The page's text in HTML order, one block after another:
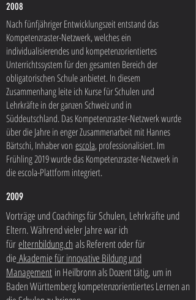
2008
Nach fünfjähriger Entwicklungszeit entstand das
Kompetenzraster-Netzwerk, welches ein
individualisierendes und kompetenzorientiertes
Unterrichtssystem für den gesamten Bereich der
obligatorischen Schule anbietet. In diesem
Zusammenhang leite ich Kurse für Schulen und
Lehrkräfte in der ganzen Schweiz und in
Süddeutschland. Das Kompetenzraster-Netzwerk wurde
über die Jahre in enger Zusammenarbeit mit Hannes
Bärtschi, Inhaber von escola, professionalisiert. Im
Frühling 2019 wurde das Kompetenzraster-Netzwerk in
die escola-Plattform integriert.
2009
Vorträge und Coachings für Schulen, Lehrkräfte und
Eltern. Während vieler Jahre war ich
fürelternbildung.ch als Referent oder für
die Akademie für innovative Bildung und
Management in Heilbronn als Dozent tätig, um in
Baden Württemberg kompetenzorientiertes Lernen an